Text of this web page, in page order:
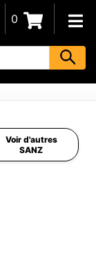
0
Voir d'autres
SANZ